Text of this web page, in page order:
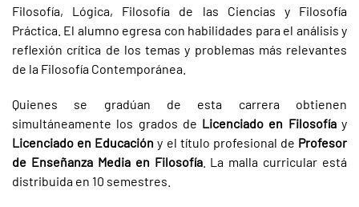
Filosofía, Lógica, Filosofía de las Ciencias y Filosofía
Práctica. El alumno egresa con habilidades para el análisis y
reflexión crítica de los temas y problemas más relevantes
de la Filosofía Contemporánea.
Quienes se gradúan de esta carrera obtienen
simultáneamente los grados de Licenciado en Filosofíay
Licenciado en Educación y el título profesional de Profesor
de Enseñanza Media en Filosofía. La malla curricular está
distribuida en 10 semestres.